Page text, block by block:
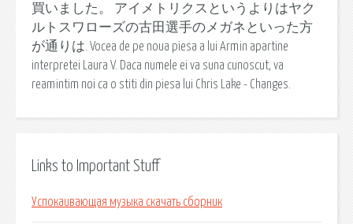
買いました。 アイメトリクスというよりはヤク
ルトスワローズの古田選手のメガネといった方
が通りは. Vocea de pe noua piesa a lui Armin apartine
interpretei Laura V. Daca numele ei va suna cunoscut, va
reamintim noi ca o stiti din piesa lui Chris Lake - Changes.
Links to Important Stuff
Успокаивающая музыка скачать сборник